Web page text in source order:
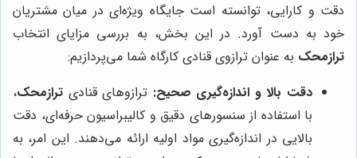
دقت و کارایی، توانسته است جایگاه ویژه‌ای در میان مشتریان
خود به دست آورد. در این بخش، به بررسی مزایای انتخاب
ترازمحک به عنوان ترازوی قنادی کارگاه شما می‌پردازیم:
دقت بالا و اندازه‌گیری صحیح: ترازوهای قنادی ترازمحک،
با استفاده از سنسورهای دقیق و کالیبراسیون حرفه‌ای، دقت
بالایی در اندازه‌گیری مواد اولیه ارائه می‌دهند. این امر، به